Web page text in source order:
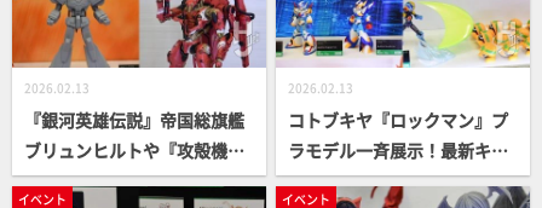
日（日）開催！ 三連休は「創
彩少女庭園」5周年記念イベ
ント「創彩フェス5th」に行
ヤコレクション2026】
2026.02.13
『銀河英雄伝説』帝国総旗艦
ブリュンヒルトや『攻殻機動
隊 S.A.C. 2nd GIG』多脚戦車
2026.02.13
コトブキヤ『ロックマン』プ
ラモデル一斉展示！最新キッ
ト「シグマ ロックマンX Ve
イベント イベント